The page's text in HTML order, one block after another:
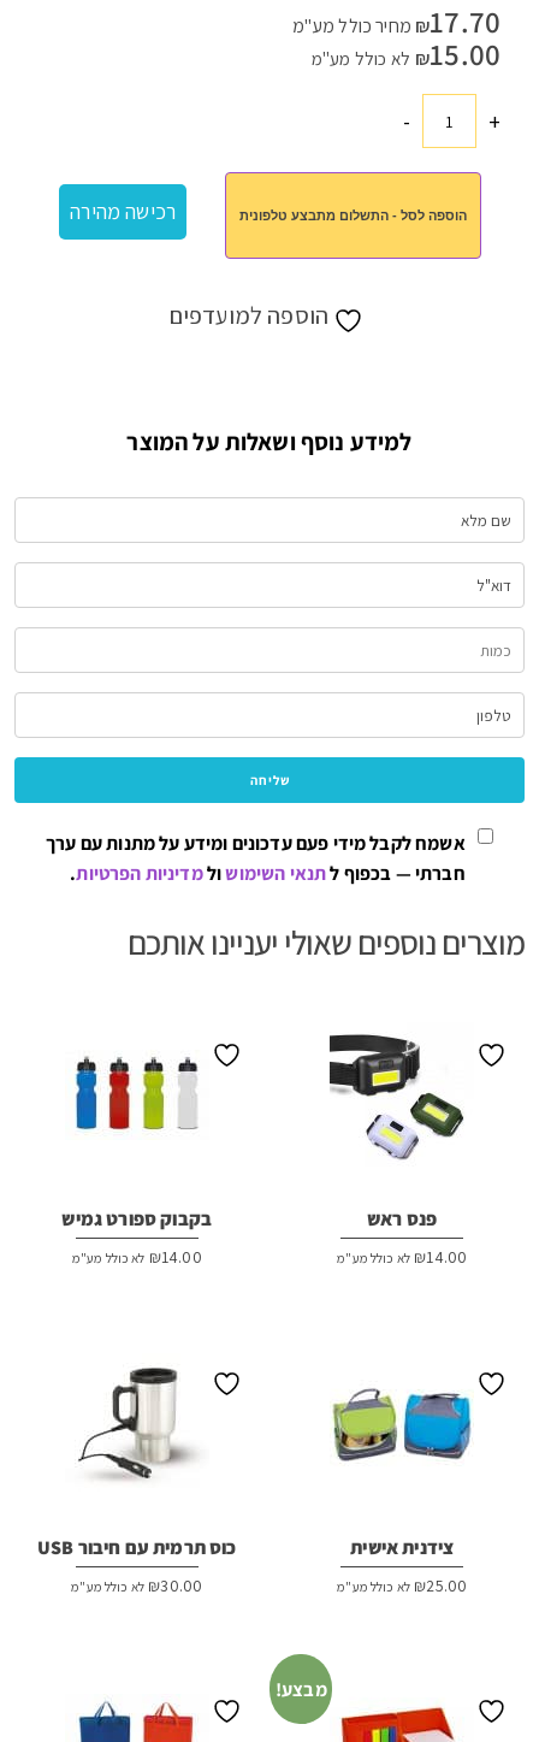
₪17.70
מחיר כולל מע"מ
₪15.00 לא כולל מע"מ
+כמות
מיל
-
הוספה לסל - התשלום מתבצע טלפונית רכישה מהירה
הוספה למועדפים
למידע נוסף ושאלות על המוצר
אשמח לקבל מידי פעם עדכונים ומידע על מתנות עם ערך
חברתי — בכפוף לתנאי השימושולמדיניות הפרטיות.
מוצרים נוספים שאולי יעניינו אותכם
פנס ראש
₪14.00 לא כולל מע"מ
בקבוק ספורט גמיש
₪14.00 לא כולל מע"מ
צידנית אישית
₪25.00 לא כולל מע"מ
כוס תרמית עם חיבור USB
₪30.00 לא כולל מע"מ
מבצע!